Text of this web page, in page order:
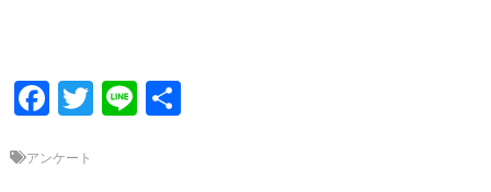
F
e
T Li 共
アンケート